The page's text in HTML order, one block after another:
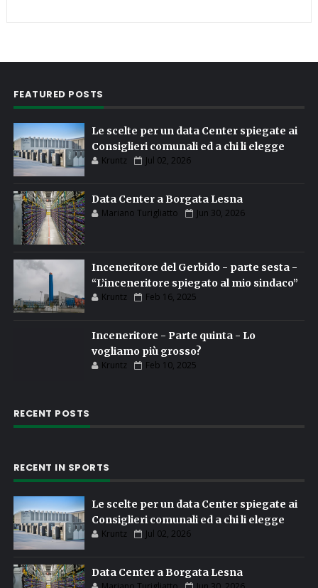
FEATURED POSTS
Le scelte per un data Center spiegate ai
Consiglieri comunali ed a chi li elegge
Kruntz Jul 02, 2026
Data Center a Borgata Lesna
Mariano Turigliatto Jun 30, 2026
Inceneritore del Gerbido - parte sesta -
“L’inceneritore spiegato al mio sindaco”
Kruntz Feb 16, 2025
Inceneritore - Parte quinta - Lo
vogliamo più grosso?
Kruntz Feb 10, 2025
RECENT POSTS
RECENT IN SPORTS
Le scelte per un data Center spiegate ai
Consiglieri comunali ed a chi li elegge
Kruntz Jul 02, 2026
Data Center a Borgata Lesna